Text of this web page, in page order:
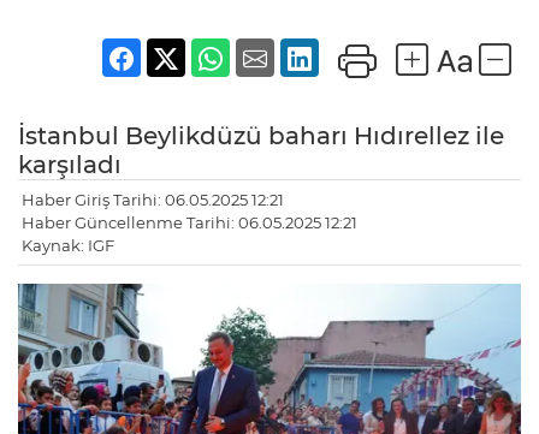
İstanbul Beylikdüzü baharı Hıdırellez ile
karşıladı
Haber Giriş Tarihi: 06.05.2025 12:21
Haber Güncellenme Tarihi: 06.05.2025 12:21
Kaynak: IGF